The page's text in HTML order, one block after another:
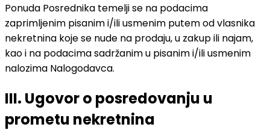
Ponuda Posrednika temelji se na podacima
zaprimljenim pisanim i/ili usmenim putem od vlasnika
nekretnina koje se nude na prodaju, u zakup ili najam,
kao i na podacima sadržanim u pisanim i/ili usmenim
nalozima Nalogodavca.
III. Ugovor o posredovanju u
prometu nekretnina